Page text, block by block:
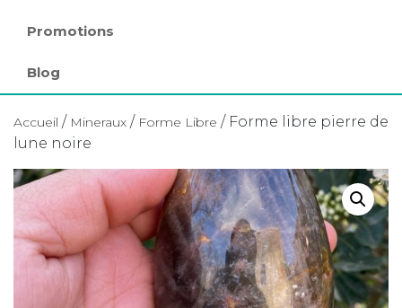
Promotions
Blog
Accueil / Mineraux / Forme Libre / Forme libre pierre de
lune noire